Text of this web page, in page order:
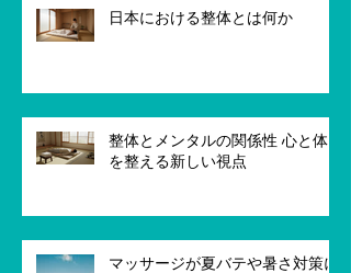
日本における整体とは何か
整体とメンタルの関係性 心と体
を整える新しい視点
マッサージが夏バテや暑さ対策に